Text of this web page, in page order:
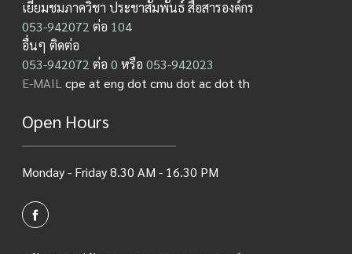
เยี่ยมชมภาควิชา ประชาสัมพันธ์ สื่อสารองค์กร
053-942072 ต่อ 104
อื่นๆ ติดต่อ
053-942072 ต่อ0 หรือ053-942023
E-MAILcpe at eng dot cmu dot ac dot th
Open Hours
Monday - Friday 8.30 AM - 16.30 PM